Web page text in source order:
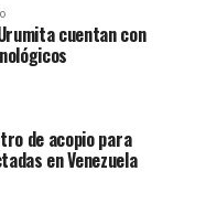
cuentan con
de acopio para
en Venezuela